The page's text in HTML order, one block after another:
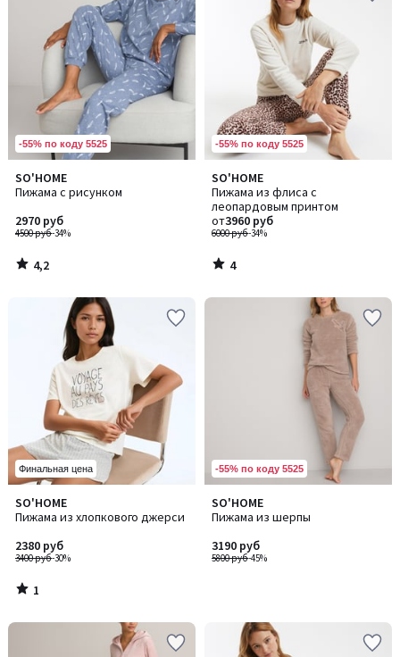
-55% по коду 5525
SO'HOME
Пижама с рисунком
4500 руб-34%
2970 руб
4,2
/ 5
4,2
/
-55% по коду 5525
SO'HOME
Пижама из флиса с
леопардовым принтом
6000 руб-34%
от3960 руб
4
/
5
4
/
Финальная цена
SO'HOME
Пижама из хлопкового джерси
3400 руб-30%
2380 руб
1
/
1
/
-55% по коду 5525
SO'HOME
Пижама из шерпы
5800 руб-45%
3190 руб